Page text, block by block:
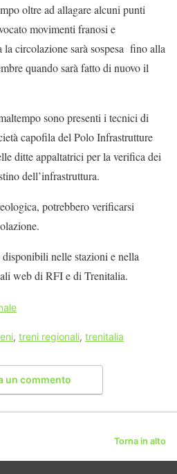
oltre ad allagare alcuni punti
movimenti franosi e
la circolazione sarà sospesa fino alla
quando sarà fatto di nuovo il
sono presenti i tecnici di
capofila del Polo Infrastrutture
ditte appaltatrici per la verifica dei
dell’infrastruttura.
potrebbero verificarsi
nelle stazioni e nella
web di RFI e di Trenitalia.
, treni regionali, trenitalia
un commento
Torna in alto